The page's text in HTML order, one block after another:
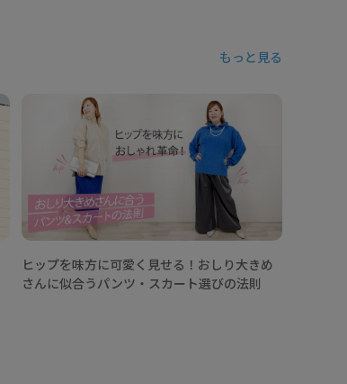
もっと見る
ヒップを味方に可愛く見せる！おしり大きめ
さんに似合うパンツ・スカート選びの法則